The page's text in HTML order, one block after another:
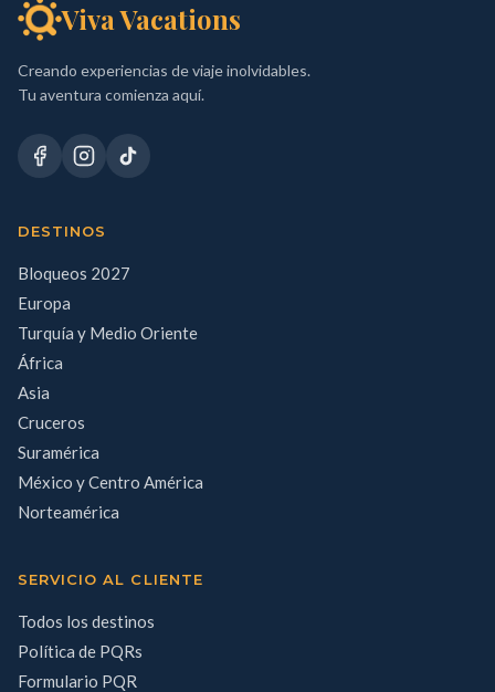
Viva Vacations
Creando experiencias de viaje inolvidables.
Tu aventura comienza aquí.
DESTINOS
Bloqueos 2027
Europa
Turquía y Medio Oriente
África
Asia
Cruceros
Suramérica
México y Centro América
Norteamérica
SERVICIO AL CLIENTE
Todos los destinos
Política de PQRs
Formulario PQR